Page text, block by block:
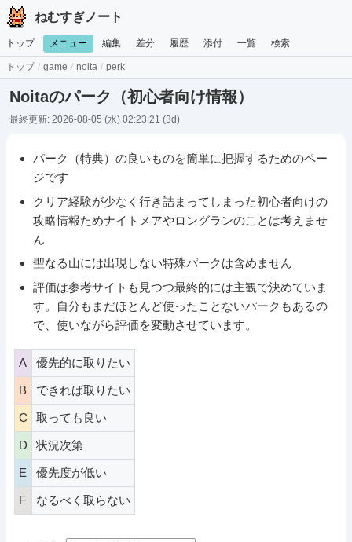
ねむすぎノート
トップ メニュー 編集 差分 履歴 添付 一覧 検索
トップ / game / noita / perk
Noitaのパーク（初心者向け情報）
最終更新: 2026-08-05 (水) 02:23:21 (3d)
パーク（特典）の良いものを簡単に把握するためのペー
ジです
クリア経験が少なく行き詰まってしまった初心者向けの
攻略情報ためナイトメアやロングランのことは考えませ
ん
聖なる山には出現しない特殊パークは含めません
評価は参考サイトも見つつ最終的には主観で決めていま
す。自分もまだほとんど使ったことないパークもあるの
で、使いながら評価を変動させています。
A 優先的に取りたい
B できれば取りたい
C 取っても良い
D 状況次第
E 優先度が低い
F なるべく取らない